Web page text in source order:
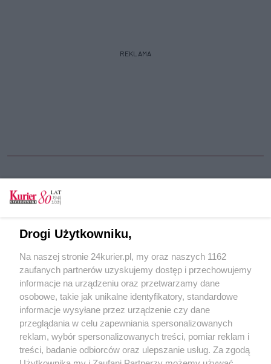
REKLAMA
CZYTAJ TAKŻE
pragmatykiem?
Wizjoner Kościoła katolickiego w Polsce
Kurier Historyczny IPN August Hlond, wstęp
POGODA
12℃
Drogi Użytkowniku,
Na naszej stronie 24kurier.pl, my oraz naszych 1162
zaufanych partnerów uzyskujemy dostęp i przechowujemy
informacje na urządzeniu oraz przetwarzamy dane
osobowe, takie jak unikalne identyfikatory, standardowe
informacje wysyłane przez urządzenie czy dane
przeglądania w celu zapewniania spersonalizowanych
reklam, wybór spersonalizowanych treści, pomiar reklam i
treści, badanie odbiorców oraz ulepszanie usług. Za zgodą